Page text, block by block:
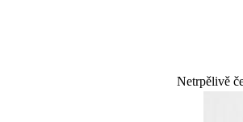
Netrpělivě